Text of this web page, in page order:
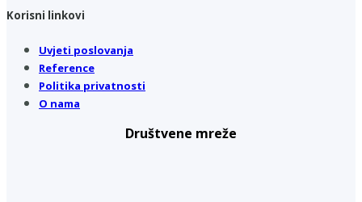
Korisni linkovi
Uvjeti poslovanja
Reference
Politika privatnosti
O nama
Društvene mreže